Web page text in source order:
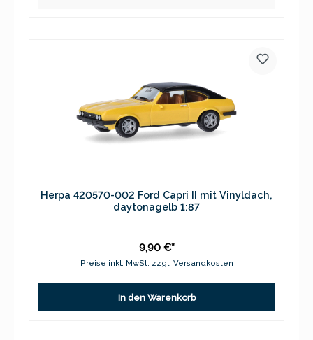
Herpa 420570-002 Ford Capri II mit Vinyldach,
daytonagelb 1:87
9,90 €*
Preise inkl. MwSt. zzgl. Versandkosten
In den Warenkorb